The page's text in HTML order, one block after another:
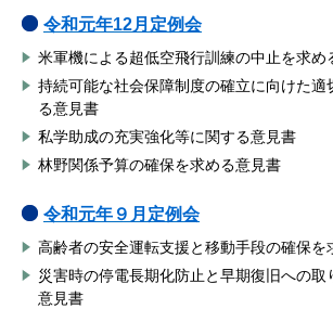
令和元年12月定例会
米軍機による超低空飛行訓練の中止を求め
持続可能な社会保障制度の確立に向けた適
る意見書
私学助成の充実強化等に関する意見書
林野関係予算の確保を求める意見書
令和元年９月定例会
高齢者の安全運転支援と移動手段の確保を
災害時の停電長期化防止と早期復旧への取
意見書